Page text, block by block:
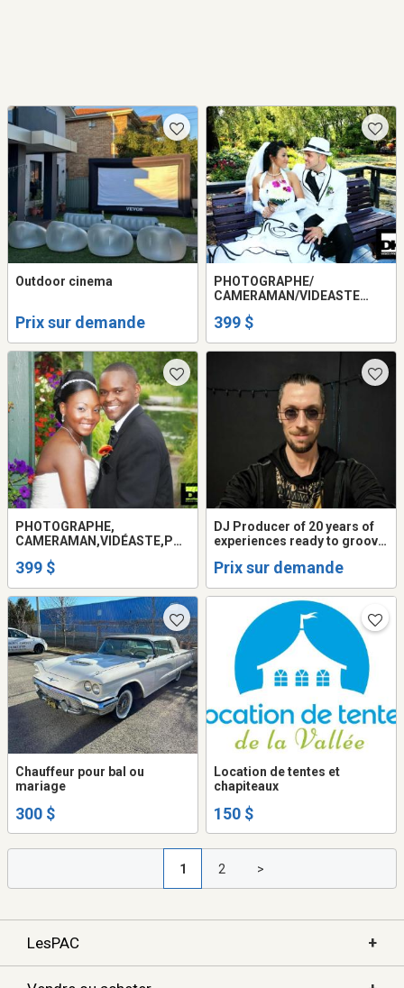
Outdoor cinema
Prix sur demande
PHOTOGRAPHE/
CAMERAMAN/VIDEASTE
MONTAGE VIDÉO/PUB ET
399 $
PHOTOGRAPHE,
CAMERAMAN,VIDÉASTE,PH
MARIAGE ET AUTRE SERVICE
399 $
DJ Producer of 20 years of
experiences ready to groove
wedding.
Prix sur demande
Chauffeur pour bal ou
mariage
300 $
Location de tentes et
chapiteaux
150 $
1 2 >
LesPAC +